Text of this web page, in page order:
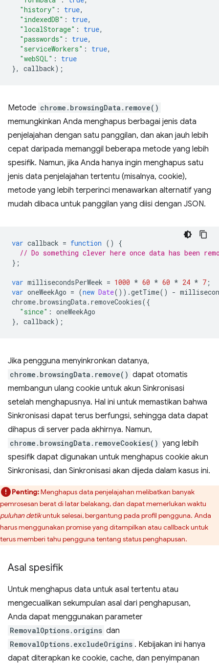
"history" : true,
"indexedDB" : true,
"localStorage" : true,
"passwords" : true,
"serviceWorkers" : true,
"webSQL" :
true
},
callback);
Metode chrome.browsingData.remove()
memungkinkan Anda menghapus berbagai jenis data
penjelajahan dengan satu panggilan, dan akan jauh lebih
cepat daripada memanggil beberapa metode yang lebih
spesifik. Namun, jika Anda hanya ingin menghapus satu
jenis data penjelajahan tertentu (misalnya, cookie),
metode yang lebih terperinci menawarkan alternatif yang
mudah dibaca untuk panggilan yang diisi dengan JSON.
var callback = function ()
{
// Do something clever here once data has been
};
var millisecondsPerWeek = 1000 * 60 * 60 * 24 * 7 ;
var oneWeekAgo = (new Date()).getTime() -
chrome.browsingData. removeCookies({
"since" : oneWeekAgo
},
callback);
Jika pengguna menyinkronkan datanya,
chrome.browsingData.remove() dapat otomatis
membangun ulang cookie untuk akun Sinkronisasi
setelah menghapusnya. Hal ini untuk memastikan bahwa
Sinkronisasi dapat terus berfungsi, sehingga data dapat
dihapus di server pada akhirnya. Namun,
chrome.browsingData.removeCookies() yang lebih
spesifik dapat digunakan untuk menghapus cookie akun
Sinkronisasi, dan Sinkronisasi akan dijeda dalam kasus ini.
Penting:Menghapus data penjelajahan melibatkan banyak
pemrosesan berat di latar belakang, dan dapat memerlukan waktu
puluhan detikuntuk selesai, bergantung pada profil pengguna. Anda
harus menggunakan promise yang ditampilkan atau callback untuk
terus memberi tahu pengguna tentang status penghapusan.
Asal spesifik
Untuk menghapus data untuk asal tertentu atau
mengecualikan sekumpulan asal dari penghapusan,
Anda dapat menggunakan parameter
RemovalOptions.origins dan
RemovalOptions.excludeOrigins . Kebijakan ini hanya
dapat diterapkan ke cookie, cache, dan penyimpanan